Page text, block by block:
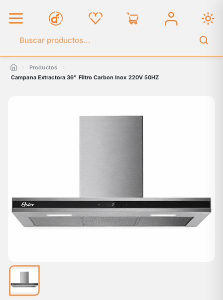
Buscar en el catálogo
Productos
Campana Extractora 36" Filtro Carbon Inox 220V 50HZ